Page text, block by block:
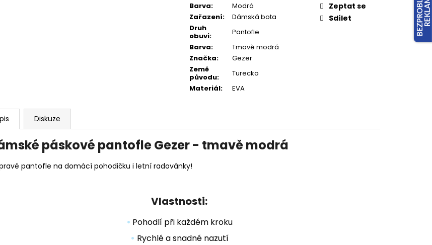
Barva:
Modrá
Zařazení:
Dámská bota
Druh
obuvi:
Pantofle
Barva:
Tmavě modrá
Značka:
Gezer
Země
původu:
Turecko
Materiál: EVA
Zeptat se
Sdílet
Diskuze
páskové pantofle Gezer - tmavě modrá
pantofle na domácí pohodičku i letní radovánky!
Vlastnosti:
• Pohodlí při každém kroku
• Rychlé a snadné nazutí